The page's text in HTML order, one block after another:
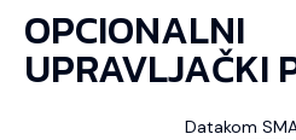
OPCIONALNI
UPRAVLJAČKI
Datakom